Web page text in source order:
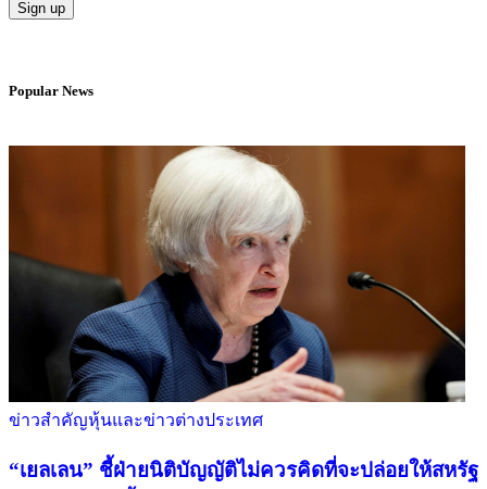
Popular News
ข่าวสำคัญหุ้นและข่าวต่างประเทศ
“เยลเลน” ชี้ฝ่ายนิติบัญญัติไม่ควรคิดที่จะปล่อยให้สหรัฐ